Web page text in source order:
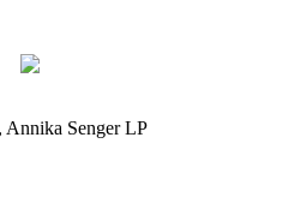
Senger LP